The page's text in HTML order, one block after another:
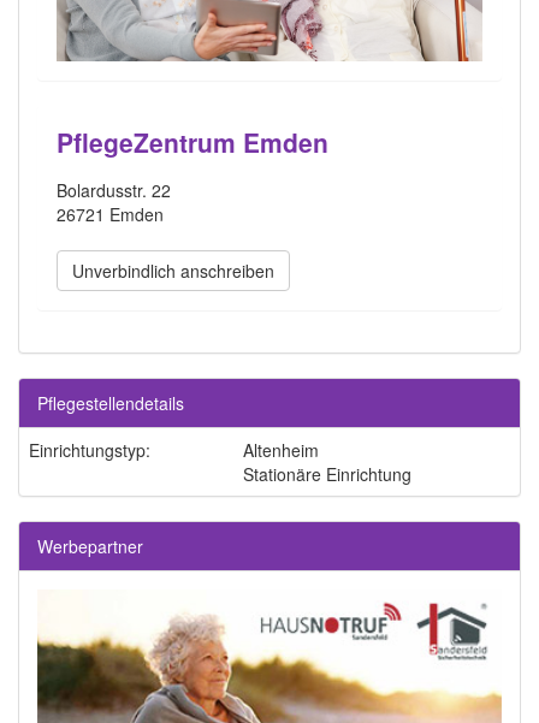
PflegeZentrum Emden
Bolardusstr. 22
26721 Emden
Unverbindlich anschreiben
Pflegestellendetails
Einrichtungstyp:
Altenheim
Stationäre Einrichtung
Werbepartner